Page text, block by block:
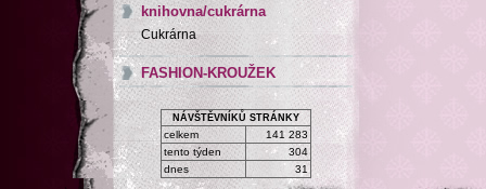
knihovna/cukrárna
Cukrárna
FASHION-KROUŽEK
NÁVŠTĚVNÍKŮ STRÁNKY
celkem
141 283
tento týden
304
dnes
31